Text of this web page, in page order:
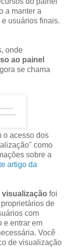
a manter a
usuários finais.
onde
ao painel
se chama
o acesso dos
como
sobre a
artigo da
visualização foi
de
com
e entrar em
Você
de visualização